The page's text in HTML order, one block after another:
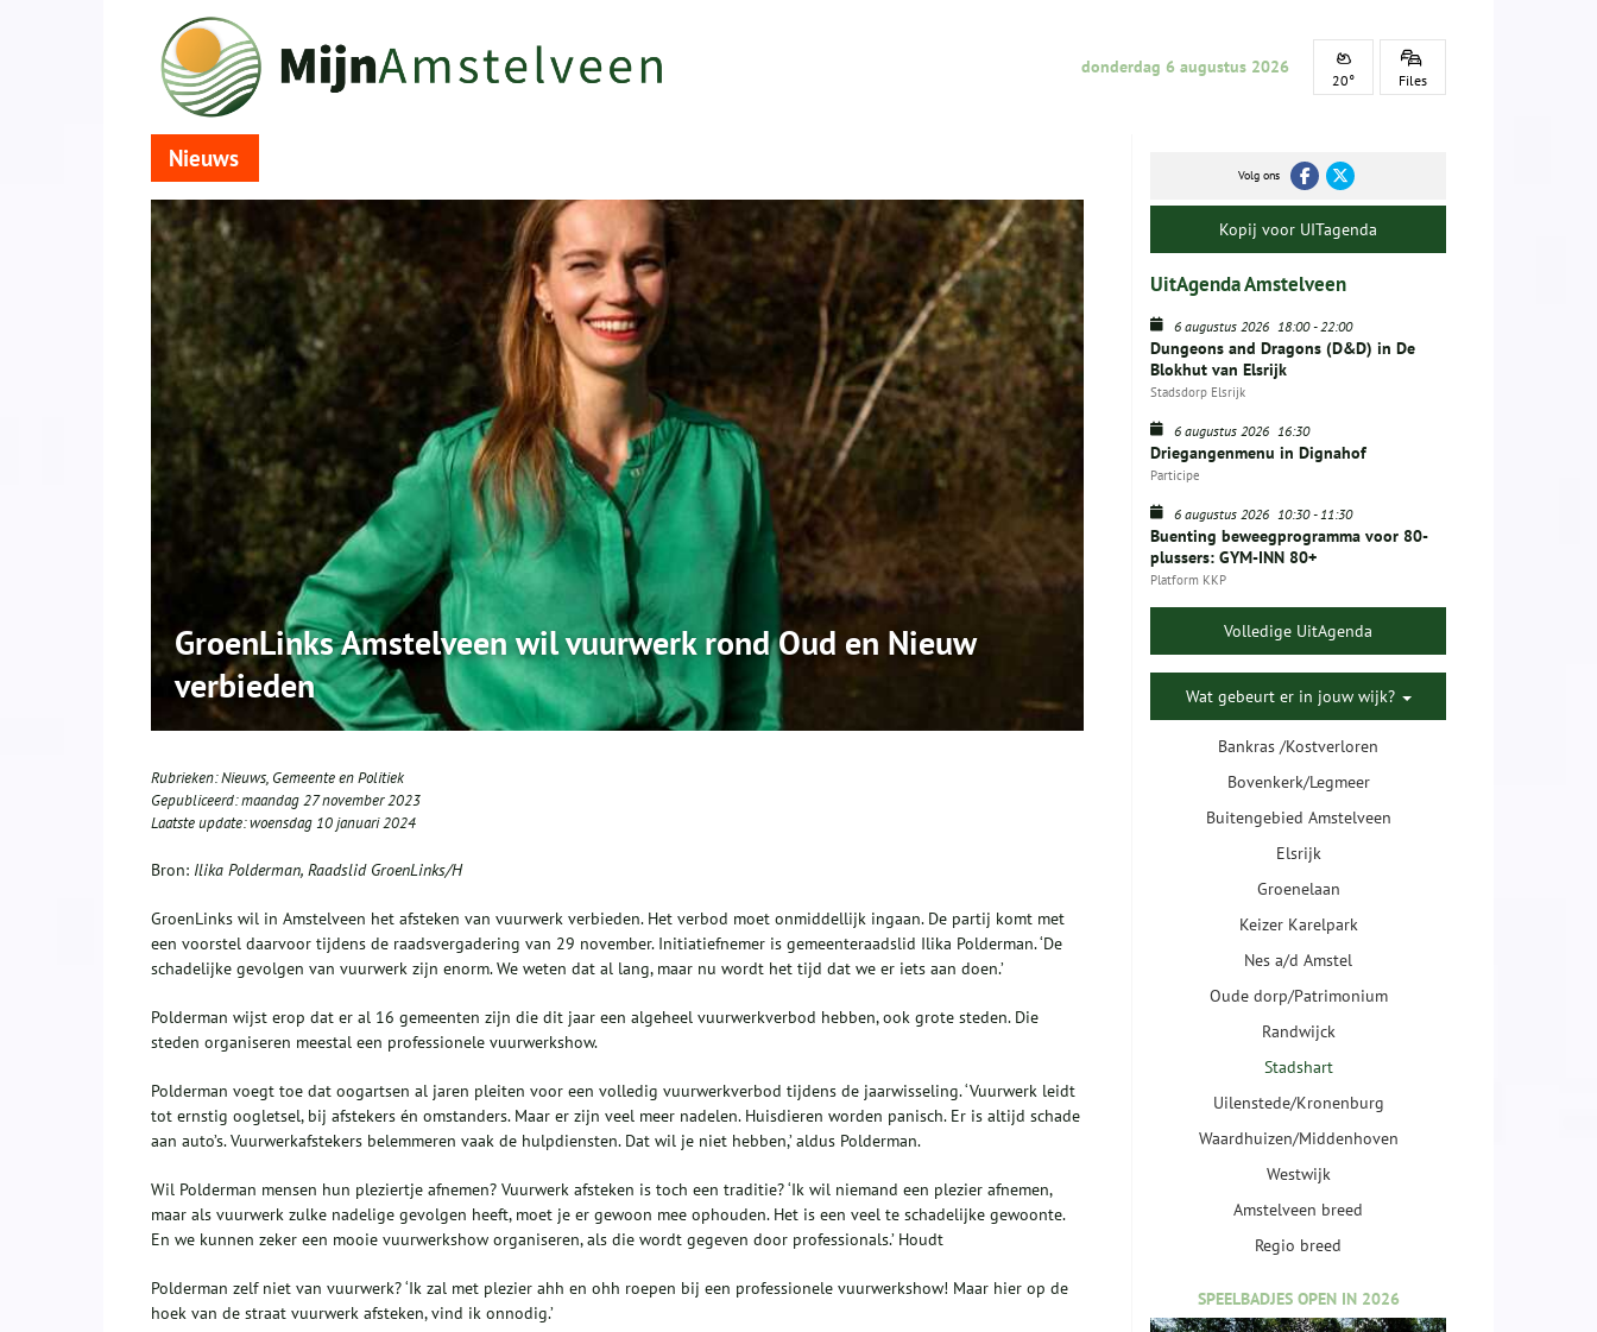
donderdag 6 augustus 2026
20° Files
Nieuws
GroenLinks Amstelveen wil vuurwerk rond Oud en Nieuw
verbieden
Rubrieken:Nieuws, Gemeente en Politiek
Gepubliceerd:maandag 27 november 2023
Laatste update:woensdag 10 januari 2024
Bron: Ilika Polderman, Raadslid GroenLinks/H
GroenLinks wil in Amstelveen het afsteken van vuurwerk verbieden. Het verbod moet onmiddellijk ingaan. De partij komt met
een voorstel daarvoor tijdens de raadsvergadering van 29 november. Initiatiefnemer is gemeenteraadslid Ilika Polderman. ‘De
schadelijke gevolgen van vuurwerk zijn enorm. We weten dat al lang, maar nu wordt het tijd dat we er iets aan doen.’
Polderman wijst erop dat er al 16 gemeenten zijn die dit jaar een algeheel vuurwerkverbod hebben, ook grote steden. Die
steden organiseren meestal een professionele vuurwerkshow.
Polderman voegt toe dat oogartsen al jaren pleiten voor een volledig vuurwerkverbod tijdens de jaarwisseling. ‘Vuurwerk leidt
tot ernstig oogletsel, bij afstekers én omstanders. Maar er zijn veel meer nadelen. Huisdieren worden panisch. Er is altijd schade
aan auto’s. Vuurwerkafstekers belemmeren vaak de hulpdiensten. Dat wil je niet hebben,’ aldus Polderman.
Wil Polderman mensen hun pleziertje afnemen? Vuurwerk afsteken is toch een traditie? ‘Ik wil niemand een plezier afnemen,
maar als vuurwerk zulke nadelige gevolgen heeft, moet je er gewoon mee ophouden. Het is een veel te schadelijke gewoonte.
En we kunnen zeker een mooie vuurwerkshow organiseren, als die wordt gegeven door professionals.’ Houdt
Polderman zelf niet van vuurwerk? ‘Ik zal met plezier ahh en ohh roepen bij een professionele vuurwerkshow! Maar hier op de
hoek van de straat vuurwerk afsteken, vind ik onnodig.’
Volg ons
Kopij voor UITagenda
UitAgenda Amstelveen
6 augustus 2026 18:00-22:00
Dungeons and Dragons (D&D) in De
Blokhut van Elsrijk
Stadsdorp Elsrijk
6 augustus 2026 16:30
Driegangenmenu in Dignahof
Participe
6 augustus 2026 10:30-11:30
Buenting beweegprogramma voor 80-
plussers: GYM-INN 80+
Platform KKP
Volledige UitAgenda
Wat gebeurt er in jouw wijk?
Bankras /Kostverloren
Bovenkerk/Legmeer
Buitengebied Amstelveen
Elsrijk
Groenelaan
Keizer Karelpark
Nes a/d Amstel
Oude dorp/Patrimonium
Randwijck
Stadshart
Uilenstede/Kronenburg
Waardhuizen/Middenhoven
Westwijk
Amstelveen breed
Regio breed
SPEELBADJES OPEN IN 2026